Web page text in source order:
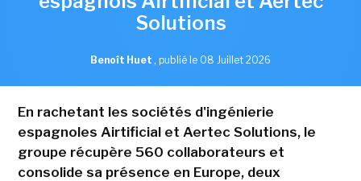
Solutions
Benoît Huet , publié le 08 Juillet 2026
En rachetant les sociétés d'ingénierie
espagnoles Airtificial et Aertec Solutions, le
groupe récupère 560 collaborateurs et
consolide sa présence en Europe, deux